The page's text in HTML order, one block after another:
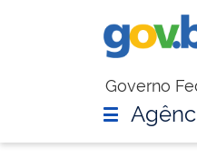
Governo